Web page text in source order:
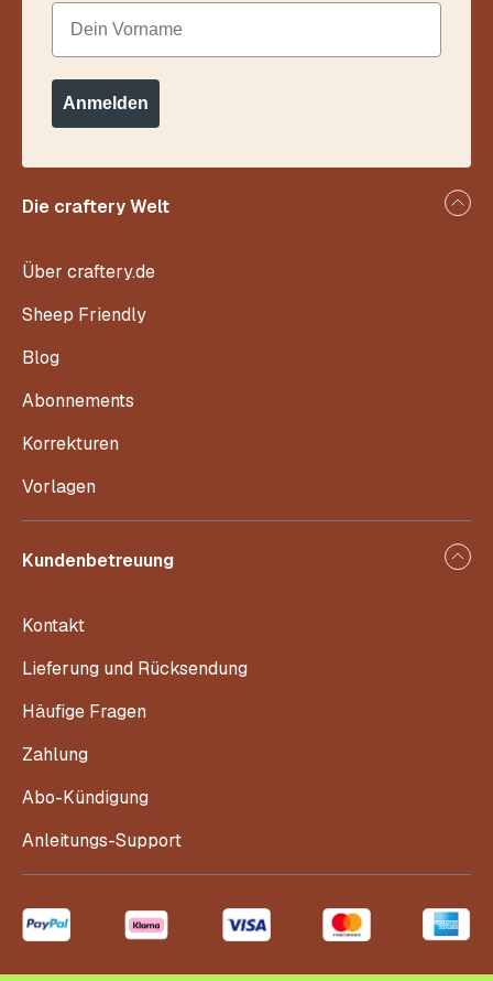
Die craftery Welt
Über craftery.de
Sheep Friendly
Blog
Abonnements
Korrekturen
Vorlagen
Kundenbetreuung
Kontakt
Lieferung und Rücksendung
Häufige Fragen
Zahlung
Abo-Kündigung
Anleitungs-Support
Dein Vorname
Anmelden